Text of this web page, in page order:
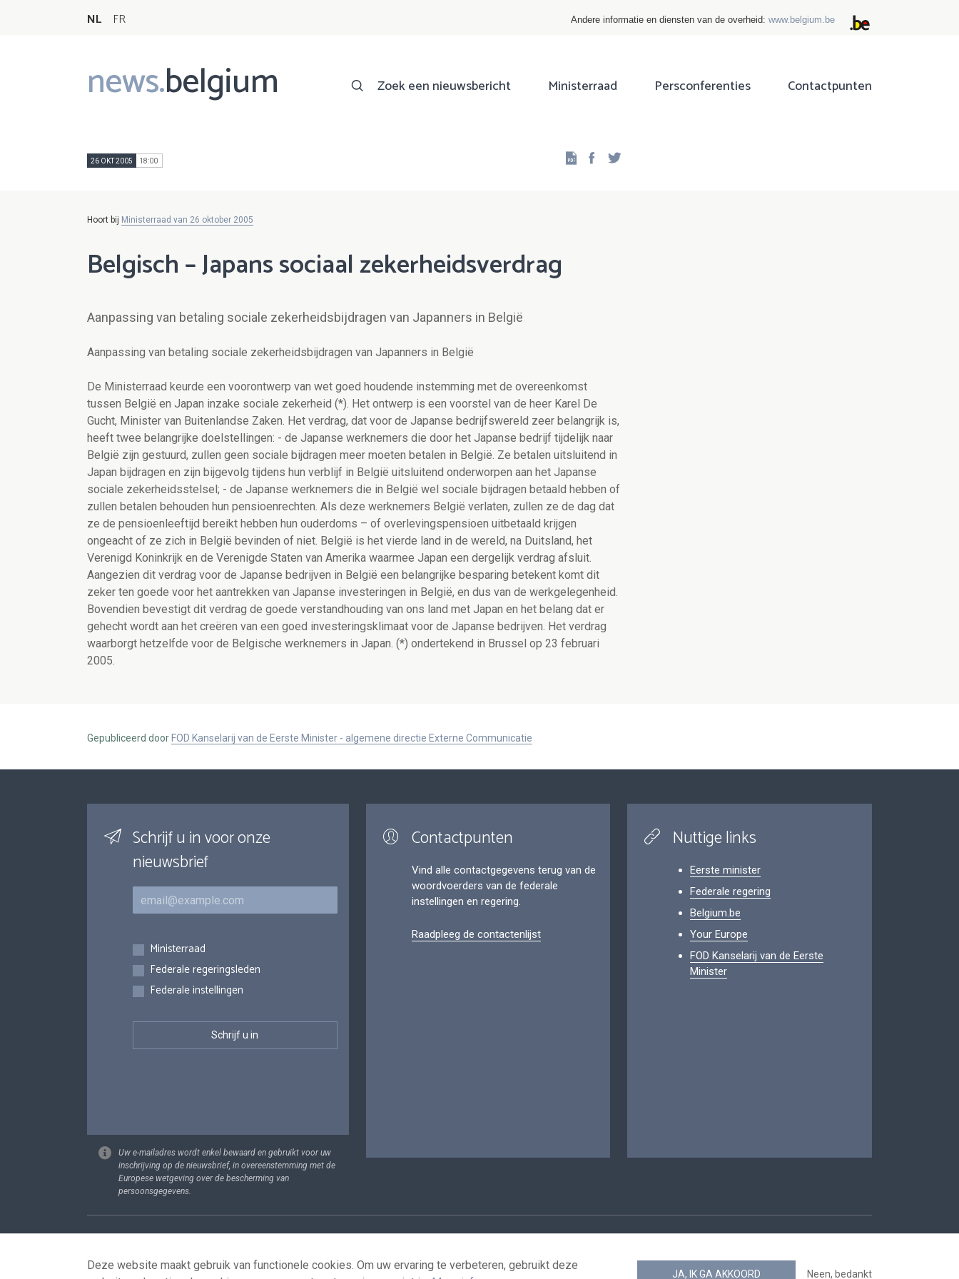
NL FR Andere informatie en diensten van de overheid: www.belgium.be
news.belgium
Main
navigation
Zoek een nieuwsbericht Ministerraad Persconferenties Contactpunten
26 OKT 2005 18:00 Facebook
Hoort bij Ministerraad van 26 oktober 2005
Belgisch – Japans sociaal zekerheidsverdrag
Aanpassing van betaling sociale zekerheidsbijdragen van Japanners in België
Aanpassing van betaling sociale zekerheidsbijdragen van Japanners in België
De Ministerraad keurde een voorontwerp van wet goed houdende instemming met de overeenkomst
tussen België en Japan inzake sociale zekerheid (*). Het ontwerp is een voorstel van de heer Karel De
Gucht, Minister van Buitenlandse Zaken. Het verdrag, dat voor de Japanse bedrijfswereld zeer belangrijk is,
heeft twee belangrijke doelstellingen: - de Japanse werknemers die door het Japanse bedrijf tijdelijk naar
België zijn gestuurd, zullen geen sociale bijdragen meer moeten betalen in België. Ze betalen uitsluitend in
Japan bijdragen en zijn bijgevolg tijdens hun verblijf in België uitsluitend onderworpen aan het Japanse
sociale zekerheidsstelsel; - de Japanse werknemers die in België wel sociale bijdragen betaald hebben of
zullen betalen behouden hun pensioenrechten. Als deze werknemers België verlaten, zullen ze de dag dat
ze de pensioenleeftijd bereikt hebben hun ouderdoms – of overlevingspensioen uitbetaald krijgen
ongeacht of ze zich in België bevinden of niet. België is het vierde land in de wereld, na Duitsland, het
Verenigd Koninkrijk en de Verenigde Staten van Amerika waarmee Japan een dergelijk verdrag afsluit.
Aangezien dit verdrag voor de Japanse bedrijven in België een belangrijke besparing betekent komt dit
zeker ten goede voor het aantrekken van Japanse investeringen in België, en dus van de werkgelegenheid.
Bovendien bevestigt dit verdrag de goede verstandhouding van ons land met Japan en het belang dat er
gehecht wordt aan het creëren van een goed investeringsklimaat voor de Japanse bedrijven. Het verdrag
waarborgt hetzelfde voor de Belgische werknemers in Japan. (*) ondertekend in Brussel op 23 februari
2005.
Gepubliceerd door FOD Kanselarij van de Eerste Minister - algemene directie Externe Communicatie
Schrijf u in voor onze
nieuwsbrief
E-mail
Inschrijvingen
Ministerraad
Federale regeringsleden
Federale instellingen
Uw e-mailadres wordt enkel bewaard en gebruikt voor uw
inschrijving op de nieuwsbrief, in overeenstemming met de
Europese wetgeving over de bescherming van
persoonsgegevens.
Contactpunten
Vind alle contactgegevens terug van de
woordvoerders van de federale
instellingen en regering.
Raadpleeg de contactenlijst
Nuttige links
Eerste minister
Federale regering
Belgium.be
Your Europe
FOD Kanselarij van de Eerste
Minister
Footer
Deze website maakt gebruik van functionele cookies. Om uw ervaring te verbeteren, gebruikt deze
JA, IK GA AKKOORD Neen, bedankt